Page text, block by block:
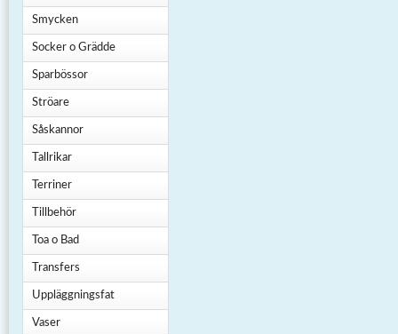
Smycken
Socker o Grädde
Sparbössor
Ströare
Såskannor
Tallrikar
Terriner
Tillbehör
Toa o Bad
Transfers
Uppläggningsfat
Vaser